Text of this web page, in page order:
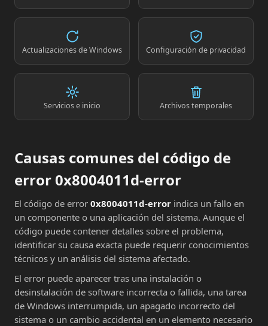
Actualizaciones de Windows Configuración de privacidad
Servicios e inicio Archivos temporales
Causas comunes del código de
error 0x8004011d-error
El código de error 0x8004011d-error indica un fallo en
un componente o una aplicación del sistema. Aunque el
código puede contener detalles sobre el problema,
identificar su causa exacta puede requerir conocimientos
técnicos y un análisis del sistema afectado.
El error puede aparecer tras una instalación o
desinstalación de software incorrecta o fallida, una tarea
de Windows interrumpida, un apagado incorrecto del
sistema o un cambio accidental en un elemento necesario